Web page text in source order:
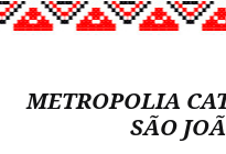
METROPOLIA
SÃO